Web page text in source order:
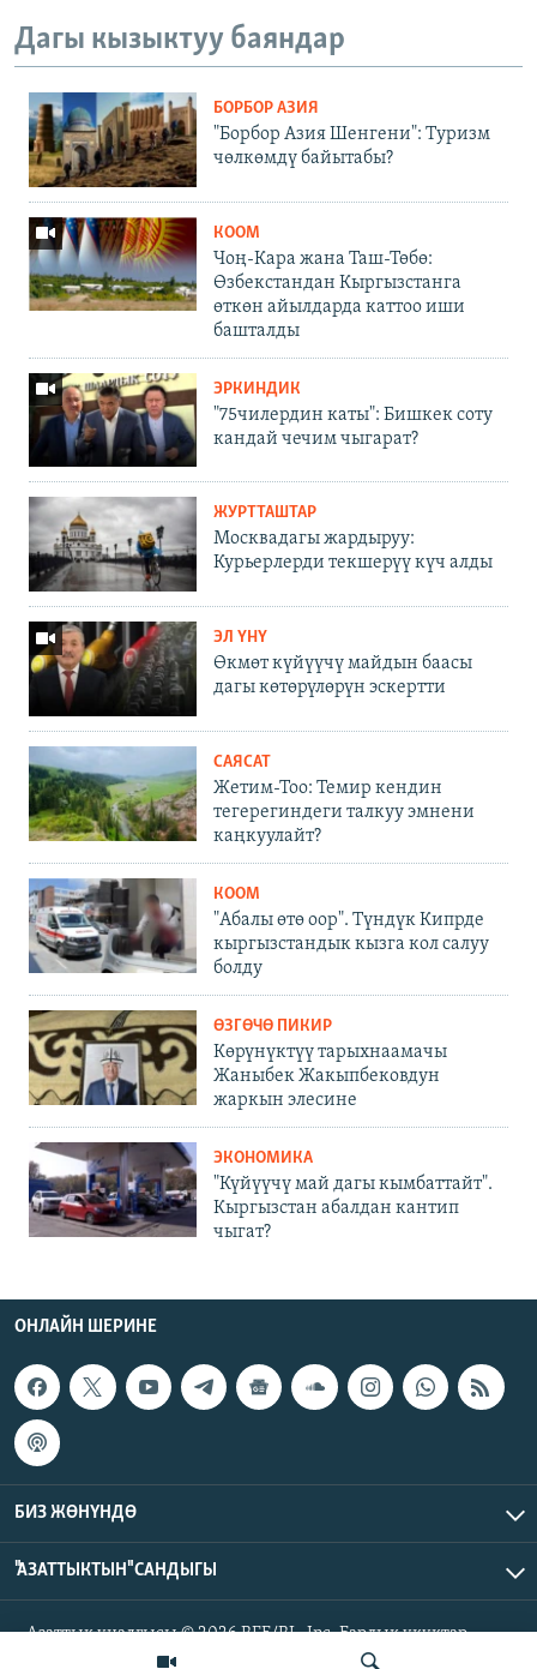
Дагы кызыктуу баяндар
БОРБОР АЗИЯ
"Борбор Азия Шенгени": Туризм
чөлкөмдү байытабы?
КООМ
Чоң-Кара жана Таш-Төбө:
Өзбекстандан Кыргызстанга
өткөн айылдарда каттоо иши
башталды
ЭРКИНДИК
"75чилердин каты": Бишкек соту
кандай чечим чыгарат?
ЖУРТТАШТАР
Москвадагы жардыруу:
Курьерлерди текшерүү күч алды
ЭЛ ҮНҮ
Өкмөт күйүүчү майдын баасы
дагы көтөрүлөрүн эскертти
САЯСАТ
Жетим-Тоо: Темир кендин
тегерегиндеги талкуу эмнени
каңкуулайт?
КООМ
"Абалы өтө оор". Түндүк Кипрде
кыргызстандык кызга кол салуу
болду
ӨЗГӨЧӨ ПИКИР
Көрүнүктүү тарыхнаамачы
Жаныбек Жакыпбековдун
жаркын элесине
ЭКОНОМИКА
"Күйүүчү май дагы кымбаттайт".
Кыргызстан абалдан кантип
чыгат?
ОНЛАЙН ШЕРИНЕ
БИЗ ЖӨНҮНДӨ
"АЗАТТЫКТЫН" САНДЫГЫ
Азаттык үналгысы © 2026 RFE/RL, Inc. Бардык укуктар